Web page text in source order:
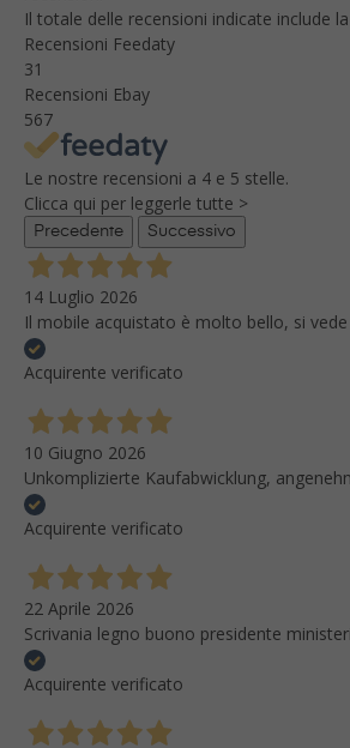
Il totale delle recensioni indicate include
Recensioni Feedaty
31
Recensioni Ebay
567
Le nostre recensioni a 4 e 5 stelle.
Clicca qui per leggerle tutte >
Precedente Successivo
14 Luglio 2026
Il mobile acquistato è molto bello, si
Acquirente verificato
10 Giugno 2026
Unkomplizierte Kaufabwicklung,
Acquirente verificato
22 Aprile 2026
Scrivania legno buono presidente
Acquirente verificato